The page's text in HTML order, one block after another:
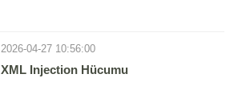
2026-04-27 10:56:00
XML Injection Hücumu